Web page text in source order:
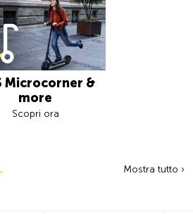
Microcorner &
more
Scopri ora
. Mostra tutto ›